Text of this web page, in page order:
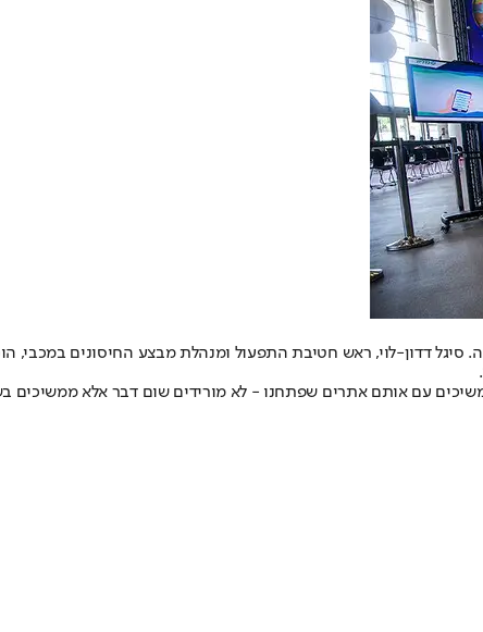
סיגל דדון-לוי, ראש חטיבת התפעול ומנהלת מבצע החיסונים
עם אותם אתרים שפתחנו - לא מורידים שום דבר אלא ממשיכים